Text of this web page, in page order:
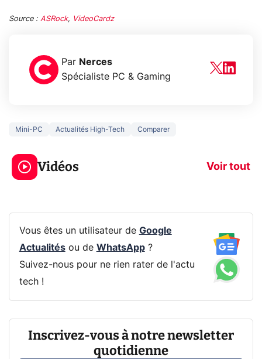
Source : ASRock, VideoCardz
Par Nerces
Spécialiste PC & Gaming
Mini-PC Actualités High-Tech Comparer
Vidéos Voir tout
5 générations de
jeux dans la
prochaine Xbox !
navigation
Vous êtes un utilisateur de Google
Actualitésou de WhatsApp?
Suivez-nous pour ne rien rater de l'actu
tech !
Inscrivez-vous à notre newsletter
quotidienne